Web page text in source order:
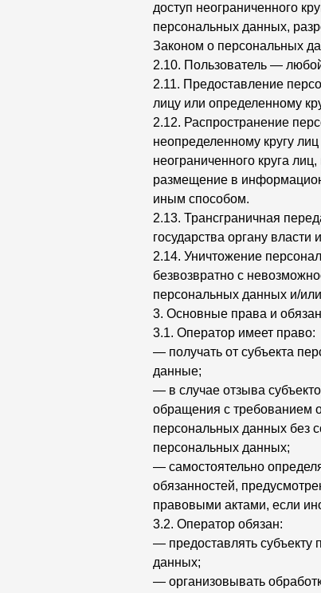
доступ неограниченного
персональных данных,
Законом о персональных
2.10. Пользователь —
2.11. Предоставление
лицу или определенному
2.12. Распространение
неопределенному кругу
неограниченного круга
размещение в
иным способом.
2.13. Трансграничная
государства органу
2.14. Уничтожение
безвозвратно с
персональных данных и/
3. Основные права и
3.1. Оператор имеет право:
— получать от субъекта
данные;
— в случае отзыва
обращения с требованием
персональных данных без
персональных данных;
— самостоятельно
обязанностей,
правовыми актами, если
3.2. Оператор обязан:
— предоставлять
данных;
— организовывать